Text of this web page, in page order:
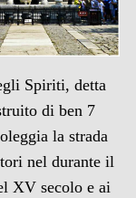
Spiriti, detta
di ben 7
la strada
nel durante il
XV secolo e ai